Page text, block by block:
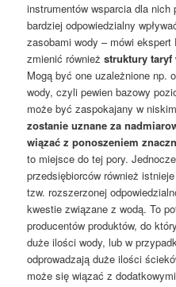
instrumentów wsparcia dla nich
bardziej odpowiedzialny
zasobami wody – mówi
zmienić równieżstruktury
Mogą być one uzależnione np.
wody, czyli pewien bazowy
może być zaspokajany w
zostanie uznane za
wiązać z ponoszeniem
to miejsce do tej pory.
przedsiębiorców również
tzw. rozszerzonej
kwestie związane z wodą. To
producentów produktów, do
duże ilości wody, lub w
odprowadzają duże ilości
może się wiązać z